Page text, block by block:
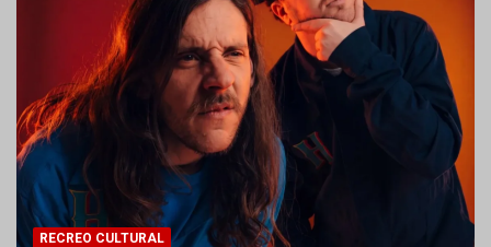
RECREO CULTURAL